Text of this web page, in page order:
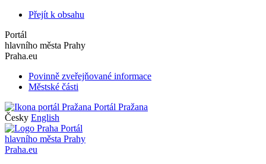
Přejít k obsahu
Portál
hlavního města Prahy
Praha.eu
Povinně zveřejňované informace
Městské části
Portál Pražana
Česky English
Portál
hlavního města Prahy
Praha.eu